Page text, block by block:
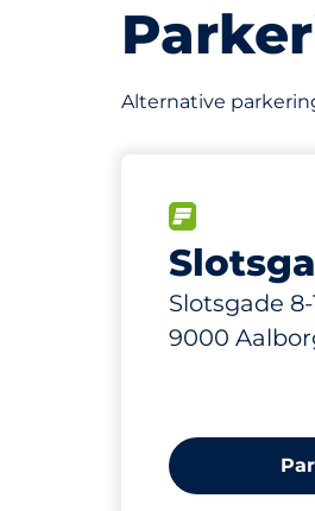
Alternative
Slotsgade 8-
9000
339 m